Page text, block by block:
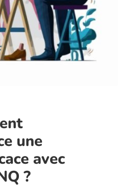
une
avec
?